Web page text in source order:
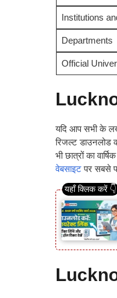
Institutions
Departments
Official
यदि आप सभी के
रिजल्ट डाउनलोड
भी छात्रों का
वेबसाइटपर सबसे